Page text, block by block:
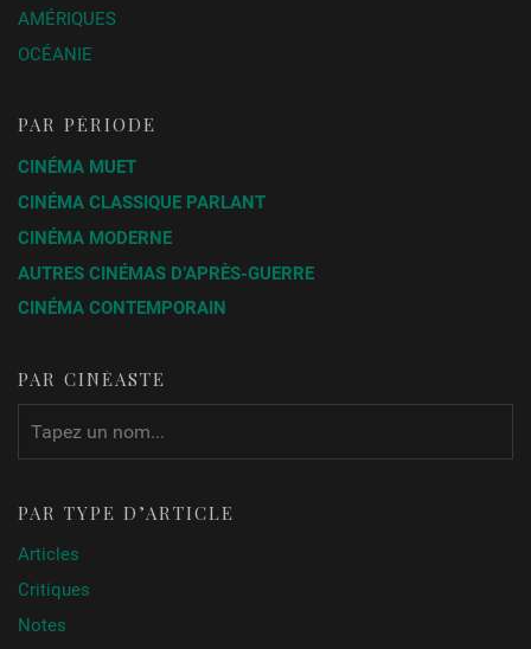
AMÉRIQUES
OCÉANIE
PAR PÉRIODE
CINÉMA MUET
CINÉMA CLASSIQUE PARLANT
CINÉMA MODERNE
AUTRES CINÉMAS D’APRÈS-GUERRE
CINÉMA CONTEMPORAIN
PAR CINÉASTE
PAR TYPE D’ARTICLE
Articles
Critiques
Notes